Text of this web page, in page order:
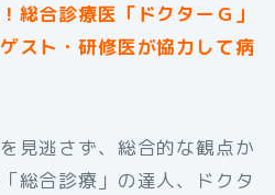
総合診療医「ドクターＧ」
スト・研修医が協力して病
見逃さず、総合的な観点か
総合診療」の達人、ドクタ